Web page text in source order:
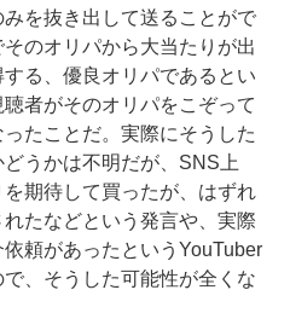
を抜き出して送ることがで
のオリパから大当たりが出
る、優良オリパであるとい
者がそのオリパをこぞって
たことだ。実際にそうした
うかは不明だが、SNS上
期待して買ったが、はずれ
たなどという発言や、実際
頼があったというYouTuber
、そうした可能性が全くな